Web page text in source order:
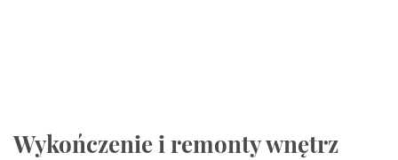
Wykończenie i remonty wnętrz